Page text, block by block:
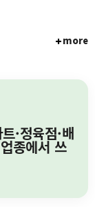
more
·정육점·배
종에서 쓰